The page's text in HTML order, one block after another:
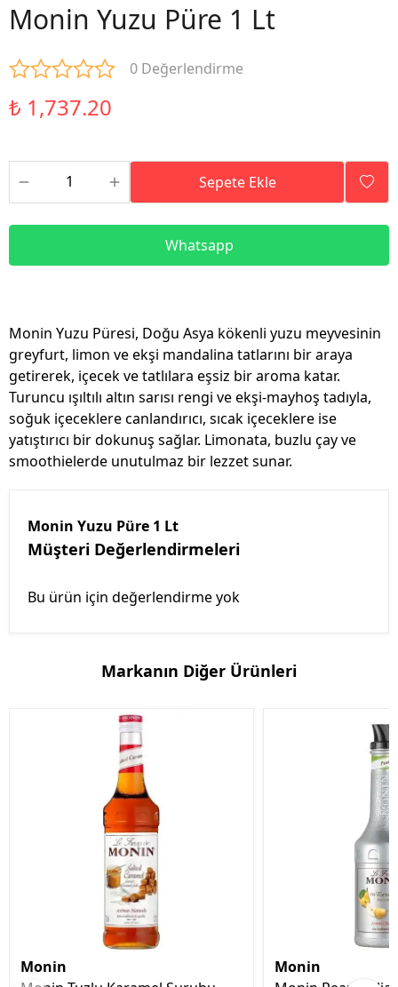
Monin Yuzu Püre 1 Lt
0 Değerlendirme
₺ 1,737.20
Sepete Ekle
Whatsapp
Monin Yuzu Püresi, Doğu Asya kökenli yuzu meyvesinin
greyfurt, limon ve ekşi mandalina tatlarını bir araya
getirerek, içecek ve tatlılara eşsiz bir aroma katar.
Turuncu ışıltılı altın sarısı rengi ve ekşi-mayhoş tadıyla,
soğuk içeceklere canlandırıcı, sıcak içeceklere ise
yatıştırıcı bir dokunuş sağlar. Limonata, buzlu çay ve
smoothielerde unutulmaz bir lezzet sunar.
Monin Yuzu Püre 1 Lt
Müşteri Değerlendirmeleri
Bu ürün için değerlendirme yok
Markanın Diğer Ürünleri
Monin
Monin